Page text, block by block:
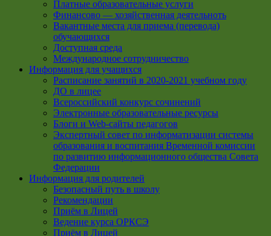
Платные образовательные услуги
Финансово — хозяйственная деятельноть
Вакантные места для приема (перевода)
обучающихся
Доступная среда
Международное сотрудничество
Информация для учащихся
Расписание занятий в 2020-2021 учебном году
ДО в лицее
Всероссийский конкурс сочинений
Электронные образовательные ресурсы
Блоги и Web-сайты педагогов
Экспертный совет по информатизации системы
образования и воспитания Временной комиссии
по развитию информационного общества Совета
Федерации
Информация для родителей
Безопасный путь в школу
Рекомендации
Приём в Лицей
Ведение курса ОРКСЭ
Приём в Лицей